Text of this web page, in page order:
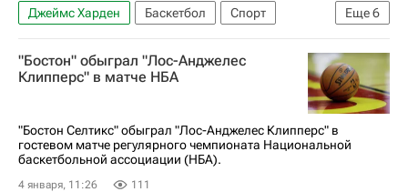
Еще6
Джеймс Харден Баскетбол
Спорт
Нью-Йорк (город)
Восток
Егор Демин
Лос-Анджелес Клипперс
Бруклин Нетс
"Бостон" обыграл "Лос-Анджелес
Клипперс" в матче НБА
"Бостон Селтикс" обыграл "Лос-Анджелес Клипперс" в
гостевом матче регулярного чемпионата Национальной
баскетбольной ассоциации (НБА).
4 января, 11:26 111